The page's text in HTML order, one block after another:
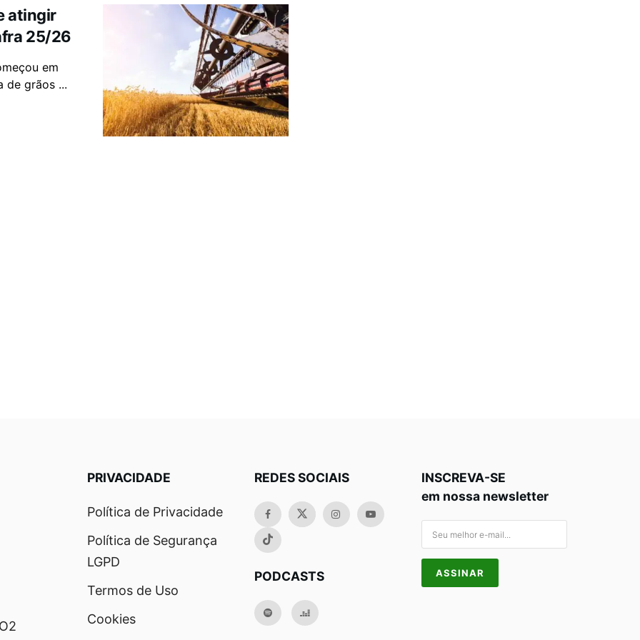
atingir
25/26
em
de grãos ...
PRIVACIDADE
Política de Privacidade
Política de Segurança
LGPD
Termos de Uso
Cookies
REDES SOCIAIS
PODCASTS
INSCREVA-SE
em nossa newsletter